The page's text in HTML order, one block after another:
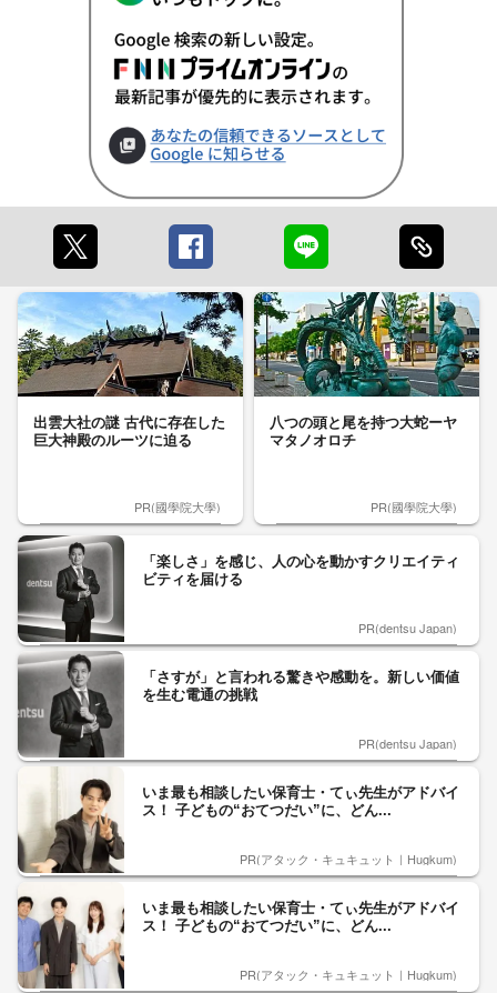
出雲大社の謎 古代に存在した
巨大神殿のルーツに迫る
PR(國學院大學)
八つの頭と尾を持つ大蛇ーヤ
マタノオロチ
PR(國學院大學)
「楽しさ」を感じ、人の心を動かすクリエイティ
ビティを届ける
PR(dentsu Japan)
「さすが」と言われる驚きや感動を。新しい価値
を生む電通の挑戦
PR(dentsu Japan)
いま最も相談したい保育士・てぃ先生がアドバイ
ス！ 子どもの“おてつだい”に、どん...
PR(アタック・キュキュット｜Hugkum)
いま最も相談したい保育士・てぃ先生がアドバイ
ス！ 子どもの“おてつだい”に、どん...
PR(アタック・キュキュット｜Hugkum)